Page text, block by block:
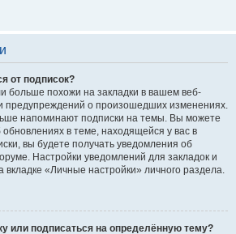
от подписок?
больше похожи на закладки в вашем веб-
предупреждений о произошедших изменениях.
напоминают подписки на темы. Вы можете
в теме, находящейся у вас в
вы будете получать уведомления об
Настройки уведомлений для закладок и
вкладке «Личные настройки» личного раздела.
или подписаться на определённую тему?